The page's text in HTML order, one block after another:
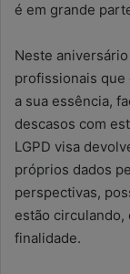
é em grande
Neste
profissionais que
a sua essência,
descasos com
LGPD visa
próprios dados
perspectivas,
estão circulando,
finalidade.